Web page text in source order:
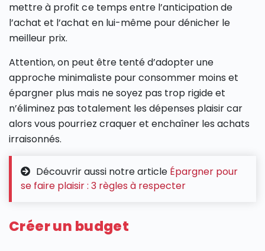
mettre à profit ce temps entre l’anticipation de
l’achat et l’achat en lui-même pour dénicher le
meilleur prix.
Attention, on peut être tenté d’adopter une
approche minimaliste pour consommer moins et
épargner plus mais ne soyez pas trop rigide et
n’éliminez pas totalement les dépenses plaisir car
alors vous pourriez craquer et enchaîner les achats
irraisonnés.
Découvrir aussi notre article Épargner pour
se faire plaisir : 3 règles à respecter
Créer un budget